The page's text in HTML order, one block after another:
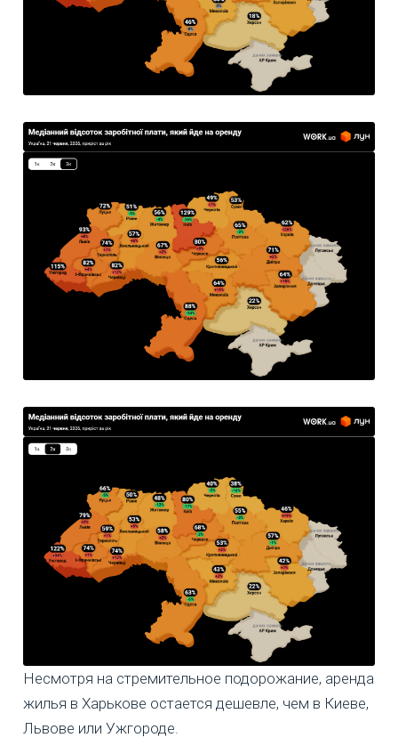
Несмотря на стремительное подорожание, аренда
жилья в Харькове остается дешевле, чем в Киеве,
Львове или Ужгороде.